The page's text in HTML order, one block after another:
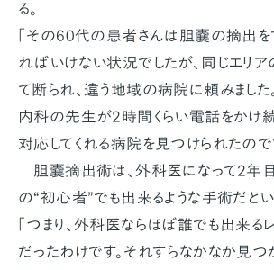
る。
「その60代の患者さんは胆嚢の摘出を
ればいけない状況でしたが、同じエリ
て断られ、違う地域の病院に頼みました
内科の先生が2時間くらい電話をかけ続
対応してくれる病院を見つけられたので
胆嚢摘出術は、外科医になって2年
の“初心者”でも出来るような手術だとい
「つまり、外科医ならほぼ誰でも出来
だったわけです。それすらなかなか見つ